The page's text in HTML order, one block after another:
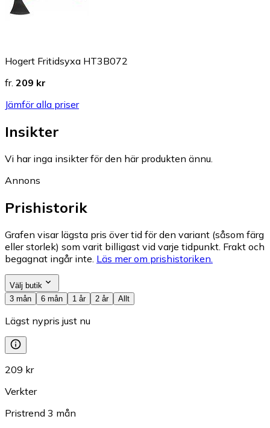
Hogert Fritidsyxa HT3B072
fr. 209 kr
Jämför alla priser
Insikter
Vi har inga insikter för den här produkten ännu.
Annons
Prishistorik
Grafen visar lägsta pris över tid för den variant (såsom färg
eller storlek) som varit billigast vid varje tidpunkt. Frakt och
begagnat ingår inte. Läs mer om prishistoriken.
Välj butik
3 mån
6 mån 1 år 2 år Allt
Lägst nypris just nu
209 kr
Verkter
Pristrend 3 mån